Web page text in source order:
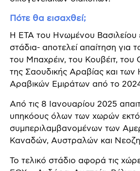
Πότε θα εισαχθεί;
Η ETA του Ηνωμένου Βασιλείου
στάδια- αποτελεί απαίτηση για
του Μπαχρέιν, του Κουβέιτ,
της Σαουδικής Αραβίας και
Αραβικών Εμιράτων από το
Από τις 8 Ιανουαρίου 2025
υπηκόους όλων των χωρών
συμπεριλαμβανομένων των
Καναδών, Αυστραλών και
Το τελικό στάδιο αφορά τις